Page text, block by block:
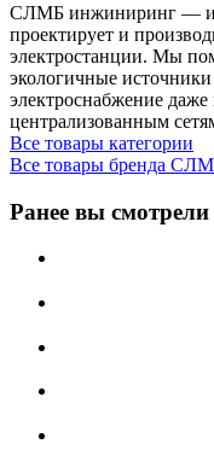
СЛМБ инжиниринг —
проектирует и
электростанции. Мы
экологичные
электроснабжение
централизованным
Все товары категории
Все товары бренда
Ранее вы смотрели